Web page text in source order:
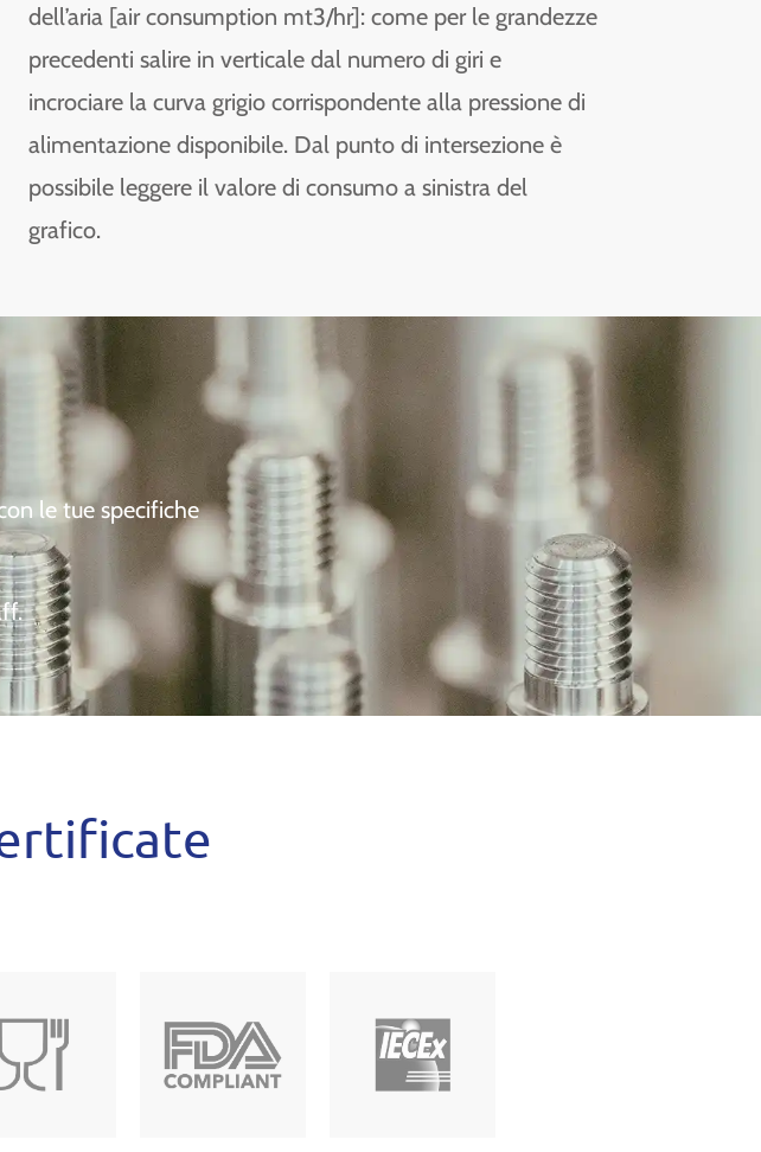
dell’aria [air consumption mt3/hr]: come per le grandezze
precedenti salire in verticale dal numero di giri e
incrociare la curva grigio corrispondente alla pressione di
alimentazione disponibile. Dal punto di intersezione è
possibile leggere il valore di consumo a sinistra del
grafico.
le tue specifiche